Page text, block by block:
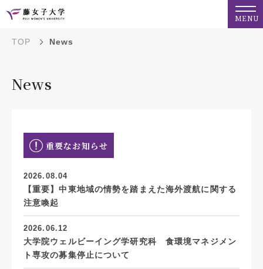
MENU
TOP News
News
重要なお知らせ
2026.08.04
【重要】中東地域の情勢を踏まえた海外渡航に関する
注意喚起
2026.06.12
大学院ウェルビーイング学研究科 食環境マネジメン
ト専攻の募集停止について